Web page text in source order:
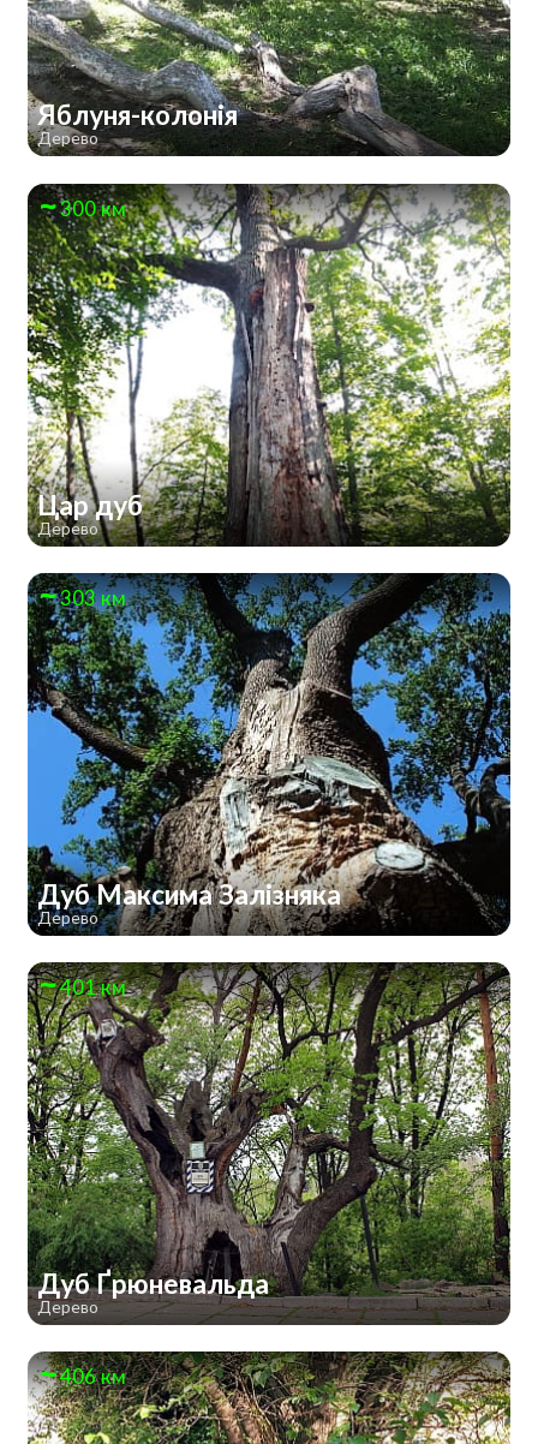
Яблуня-колонія
Дерево
300 км
Цар дуб
Дерево
303 км
Дуб Максима Залізняка
Дерево
401 км
Дуб Ґрюневальда
Дерево
406 км